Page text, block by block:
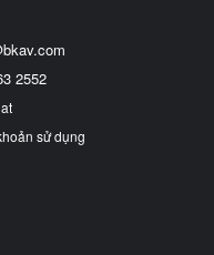
2552
sử dụng